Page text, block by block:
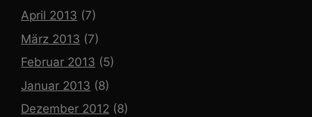
April 2013 (7)
März 2013 (7)
Februar 2013 (5)
Januar 2013 (8)
Dezember 2012 (8)